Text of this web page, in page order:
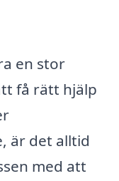
en stor
få rätt hjälp
är det alltid
med att